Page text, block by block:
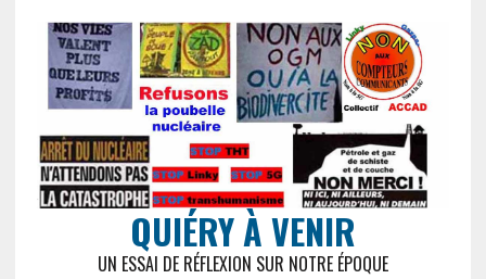
QUIÉRY À VENIR
UN ESSAI DE RÉFLEXION SUR NOTRE ÉPOQUE